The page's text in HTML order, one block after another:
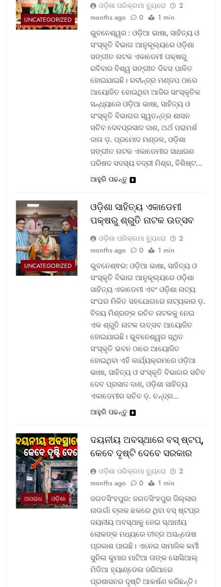
UNCATEGORIZED
ଓଡ଼ିଶା ପରିକ୍ରମା ବ୍ୟୁରୋ
2
months ago
0 1 min
ଭୁବନେଶ୍ୱର : ଓଡ଼ିଆ ଭାଷା, ସାହିତ୍ୟ ଓ
ସଂସ୍କୃତି ବିଭାଗ ଆନୁକୂଲ୍ୟରେ ଓଡ଼ିଶା
ସଙ୍ଗୀତ ନାଟକ ଏକାଡେମୀ ପକ୍ଷରୁ
ରବିବାର ବିଶ୍ୱ ସଙ୍ଗୀତ ଦିବସ ପାଳିତ
ହୋଇଯାଇଛି। ରବୀନ୍ଦ୍ର ମଣ୍ଡପ ଠାରେ
ଆୟୋଜିତ ହୋଇଥିବା ଆଜିର ସାଂସ୍କୃତିକ
ସନ୍ଧ୍ୟାରେ ଓଡ଼ିଆ ଭାଷା, ସାହିତ୍ୟ ଓ
ସଂସ୍କୃତି ବିଭାଗର ସ୍ୱତନ୍ତ୍ର ଶାସନ
ସଚିବ ଦେବପ୍ରସାଦ ଦାଶ, ଅର୍ଥ ପରାମର୍ଶ
ଦାତା ଡ଼. ପ୍ରମୋଦ ମଣ୍ଡଳ, ଓଡ଼ିଶା
ସଙ୍ଗୀତ ନାଟକ ଏକାଡେମୀର ସାଧାରଣ
ପରିଷଦ ସଦସ୍ୟ ବଦ୍ରୀ ମିଶ୍ର, ବିଶିଷ୍ଟ…
ଆହୁରି ପଢନ୍ତୁ
UNCATEGORIZED
ଓଡ଼ିଶା ସାହିତ୍ୟ ଏକାଡେମୀ
ପକ୍ଷରୁ ଶ୍ରୁତି ନାଟକ ଉତ୍ସବ
ଓଡ଼ିଶା ପରିକ୍ରମା ବ୍ୟୁରୋ
2
months ago
0 1 min
ଭୁବନେଶ୍ଵର: ଓଡ଼ିଆ ଭାଷା, ସାହିତ୍ୟ ଓ
ସଂସ୍କୃତି ବିଭାଗ ଆନୁକୂଲ୍ୟରେ ଓଡ଼ିଶା
ସାହିତ୍ୟ ଏକାଡେମୀ ଏବଂ ଓଡ଼ିଶା ନାଟ୍ୟ
ସଂଘର ମିଳିତ ସହଯୋଗରେ ନାଟ୍ୟକାର ଡ଼.
ବିଜୟ ମିଶ୍ରଙ୍କ ରଚିତ ନାଟକକୁ ନେଇ
ଏକ ଶ୍ରୁତି ନାଟକ ଉତ୍ସବ ଆୟୋଜିତ
ହୋଇଯାଇଛି। ଭୁବନେଶ୍ୱର ସ୍ଥିତ
ସଂସ୍କୃତି ଭବନ ଠାରେ ଆୟୋଜିତ
ହୋଇଥିବା ଏହି କାର୍ଯ୍ୟକ୍ରମରେ ଓଡ଼ିଆ
ଭାଷା, ସାହିତ୍ୟ ଓ ସଂସ୍କୃତି ବିଭାଗର ସଚିବ
ଦେବ ପ୍ରସାଦ ଦାଶ, ଓଡ଼ିଶା ସାହିତ୍ୟ
ଏକାଡେମୀର ସଚିବ ଡ଼. ଚନ୍ଦ୍ର…
ଆହୁରି ପଢନ୍ତୁ
ଅପରାଧ ଓଡ଼ିଶା
ଦୟନୀୟ ଅବସ୍ଥାରେ ବସ୍‌ ଷ୍ଟପ୍‌,
କେବେ ଦୃଷ୍ଟି ଦେବେ ସରକାର
ଓଡ଼ିଶା ପରିକ୍ରମା ବ୍ୟୁରୋ
2
months ago
0 1 min
ଜଗତସିଂହପୁର: ଜଗତସିଂହପୁର ଜିଲ୍ଲାର
ନାଉଗାଁ ବ୍ଲକ ଛକରେ ଥିବା ବସ୍‌ ଷ୍ଟପ୍‌ର
ଦୟନୀୟ ଅବସ୍ଥାକୁ ନେଇ ସ୍ଥାନୀୟ
ଲୋକଙ୍କ ମଧ୍ୟରେ ତୀବ୍ର ଅସନ୍ତୋଷ
ପ୍ରକାଶ ପାଇଛି। ଏନେଇ ସାମାଜିକ କର୍ମୀ
ସୁନିଲ କୁମାର ମାଟିଆ ତାଙ୍କ ସୋସିଆଲ୍‌
ମିଡିଆ ହ୍ୟାଣ୍ଡେଲ ଜରିଆରେ
ପ୍ରଶାସନର ଦୃଷ୍ଟି ଆକର୍ଷଣ କରିଛନ୍ତି।